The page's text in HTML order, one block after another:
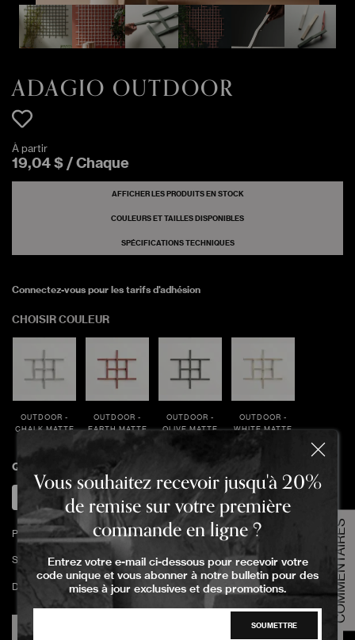
ADAGIO OUTDOOR
À partir
19,04$ /Chaque
AFFICHER LES PRODUITS EN STOCK
COULEURS ET TAILLES DISPONIBLES
SPÉCIFICATIONS TECHNIQUES
Connectez-vous pour les tarifs d'adhésion
CHOISIR COULEUR
OUTDOOR -
CHALK MATTE
OUTDOOR -
EARTH MATTE
OUTDOOR -
OLIVE MATTE
OUTDOOR -
WHITE MATTE
Quantity
Politique de retour
Spécifications techniques
Dans quelles pièces ce produit sera-t-il utilisé ?
AJOUTER AU PANIER
COMMENTAIRES
Vous souhaitez recevoir jusqu'à 20%
de remise sur votre première
commande en ligne ?
Entrez votre e-mail ci-dessous pour recevoir votre
code unique et vous abonner à notre bulletin pour des
mises à jour exclusives et des promotions.
SOUMETTRE